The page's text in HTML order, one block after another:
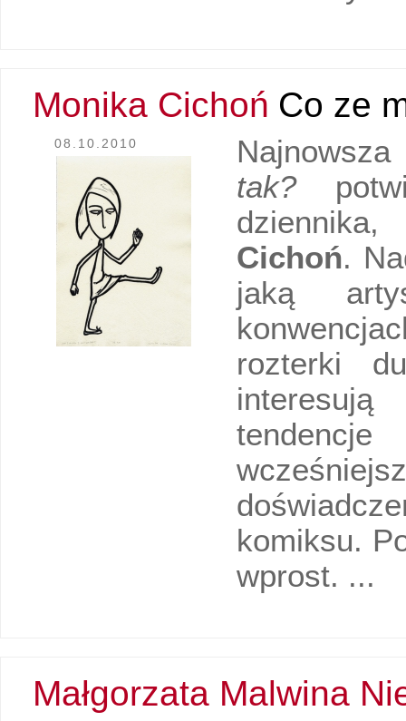
Monika Cichoń Co ze
08.10.2010
tak?
Cichoń.
jaką
rozterki
komiksu.
wprost. ...
Małgorzata Malwina